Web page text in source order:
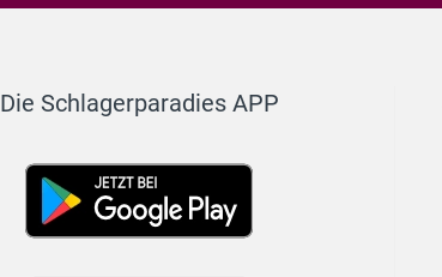
Die Schlagerparadies APP